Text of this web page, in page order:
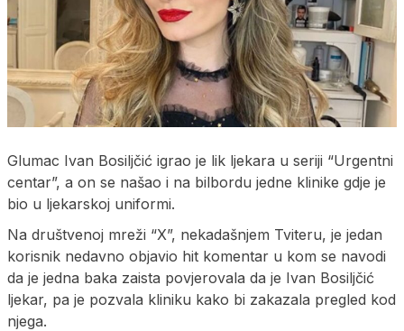
Glumac Ivan Bosiljčić igrao je lik ljekara u seriji “Urgentni
centar”, a on se našao i na bilbordu jedne klinike gdje je
bio u ljekarskoj uniformi.
Na društvenoj mreži “X”, nekadašnjem Tviteru, je jedan
korisnik nedavno objavio hit komentar u kom se navodi
da je jedna baka zaista povjerovala da je Ivan Bosiljčić
ljekar, pa je pozvala kliniku kako bi zakazala pregled kod
njega.